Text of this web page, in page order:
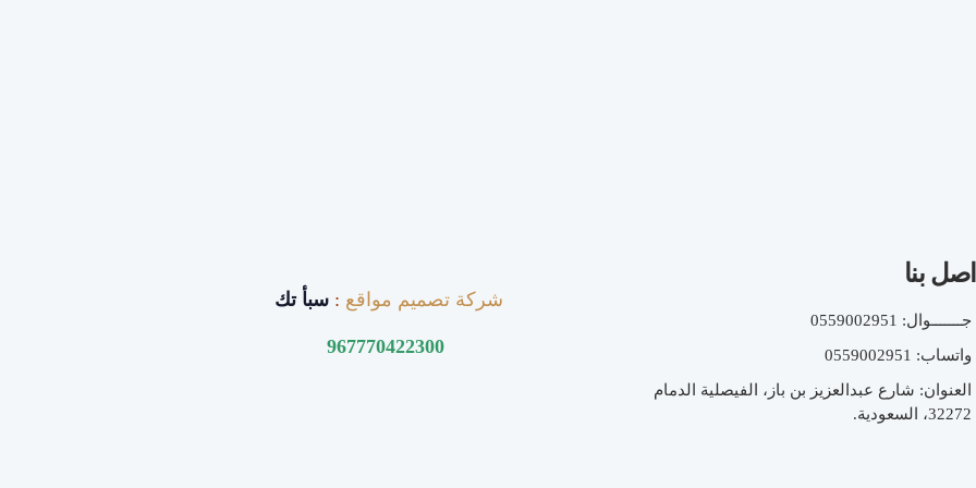
بنا
جـــــــوال: 0559002951
واتساب: 0559002951
العنوان: شارع عبدالعزيز بن باز، الفيصلية الدمام
32272، السعودية.
شركة تصميم مواقع :سبأ تك
967770422300